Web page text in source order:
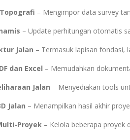
– Mengimpor data survey
– Update perhitungan otomatis
Jalan – Termasuk lapisan fondasi,
dan Excel – Memudahkan
Jalan – Menyediakan tools
Jalan – Menampilkan hasil akhir
Proyek– Kelola beberapa proyek